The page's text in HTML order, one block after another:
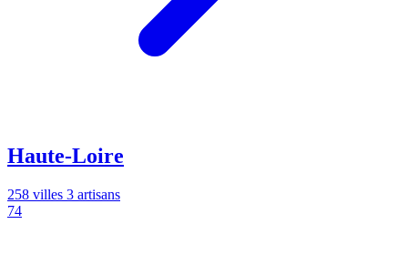
Haute-Loire
258 villes 3 artisans
74